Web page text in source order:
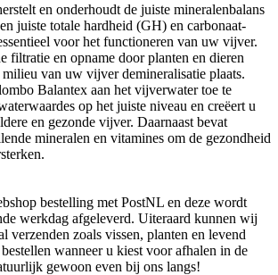
en onderhoudt de juiste mineralenbalans
juiste totale hardheid (GH) en carbonaat-
voor het functioneren van uw vijver.
filtratie en opname door planten en dieren
van uw vijver demineralisatie plaats.
Balantex aan het vijverwater toe te
op het juiste niveau en creëert u
en gezonde vijver. Daarnaast bevat
mineralen en vitamines om de gezondheid
bestelling met PostNL en deze wordt
werkdag afgeleverd. Uiteraard kunnen wij
verzenden zoals vissen, planten en levend
wanneer u kiest voor afhalen in de
gewoon even bij ons langs!